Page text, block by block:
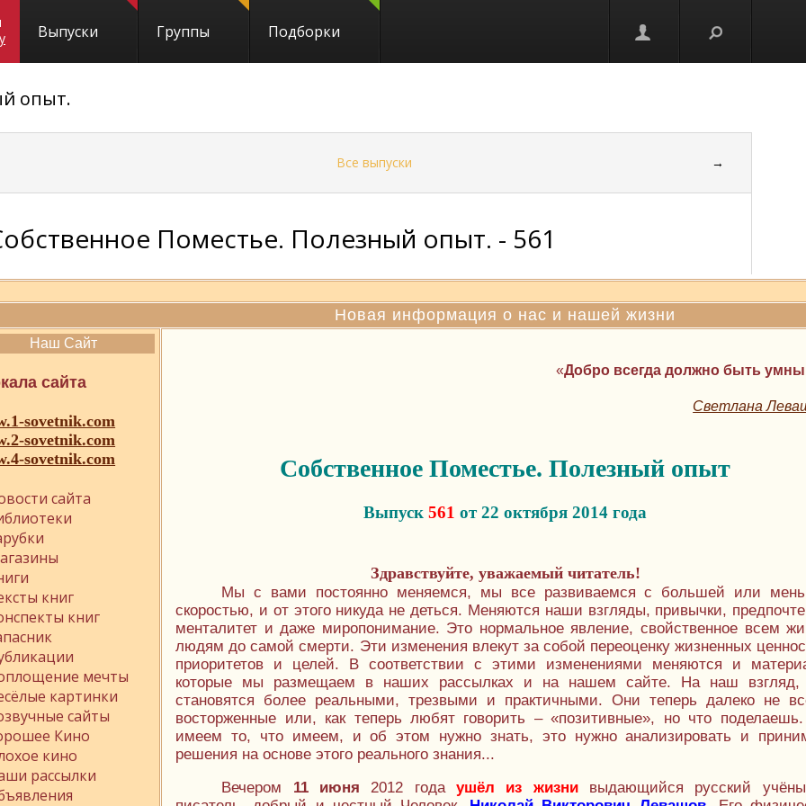
Выпуски Группы Подборки
опыт.
Все выпуски →
Поместье. Полезный опыт. - 561
Новая информация о нас и нашей жизни
Наш Сайт
сайта
sovetnik.com
sovetnik.com
sovetnik.com
сайта
книг
книг
мечты
картинки
сайты
Кино
кино
рассылки
«Добро всегда должно быть
Светлана
Собственное Поместье. Полезный опыт
Выпуск561 от 22 октября 2014 года
Здравствуйте, уважаемый читатель!
Мы с вами постоянно меняемся, мы все развиваемся с большей или
скоростью, и от этого никуда не деться. Меняются наши взгляды, привычки,
менталитет и даже миропонимание. Это нормальное явление, свойственное всем
людям до самой смерти. Эти изменения влекут за собой переоценку жизненных
приоритетов и целей. В соответствии с этими изменениями меняются и
которые мы размещаем в наших рассылках и на нашем сайте. На наш взгляд,
становятся более реальными, трезвыми и практичными. Они теперь далеко не
восторженные или, как теперь любят говорить – «позитивные», но что
имеем то, что имеем, и об этом нужно знать, это нужно анализировать и
решения на основе этого реального знания...
Вечером 11 июня 2012 года ушёл из жизнивыдающийся русский